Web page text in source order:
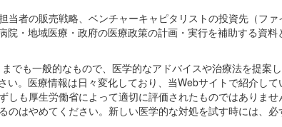
者の販売戦略、ベンチャーキャピタリストの投資先（ファ
・地域医療・政府の医療政策の計画・実行を補助する資料
でも一般的なもので、医学的なアドバイスや治療法を提案
。医療情報は日々変化しており、当Webサイトで紹介し
も厚生労働省によって適切に評価されたものではありま
はやめてください。新しい医学的な対処を試す時には、